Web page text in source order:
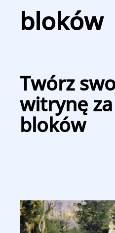
bloków
Twórz
witrynę
bloków